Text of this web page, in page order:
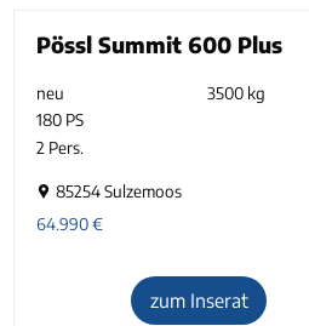
Pössl Summit 600 Plus
neu
3500 kg
180 PS
2 Pers.
85254 Sulzemoos
64.990€
zum Inserat